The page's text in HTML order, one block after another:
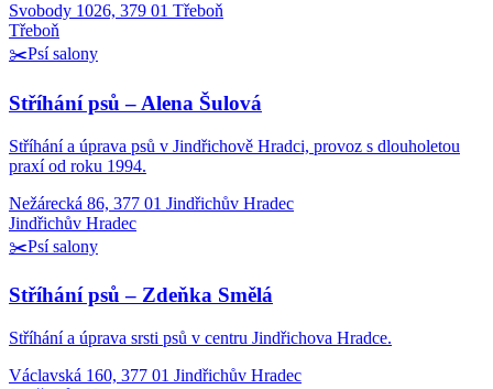
Svobody 1026, 379 01 Třeboň
Třeboň
✂️Psí salony
Stříhání psů – Alena Šulová
Stříhání a úprava psů v Jindřichově Hradci, provoz s dlouholetou
praxí od roku 1994.
Nežárecká 86, 377 01 Jindřichův Hradec
Jindřichův Hradec
✂️Psí salony
Stříhání psů – Zdeňka Smělá
Stříhání a úprava srsti psů v centru Jindřichova Hradce.
Václavská 160, 377 01 Jindřichův Hradec